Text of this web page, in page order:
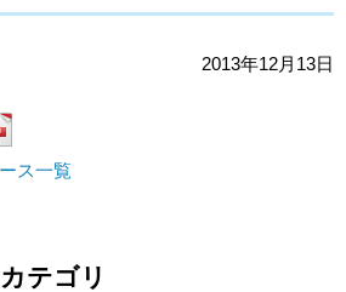
2013年12月13日
ス一覧
テゴリ